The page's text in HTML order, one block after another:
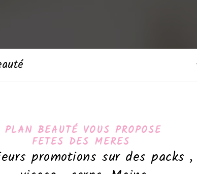
PLAN BEAUTÉ VOUS PROPOSE
FETES DES MERES
promotions sur des packs ,